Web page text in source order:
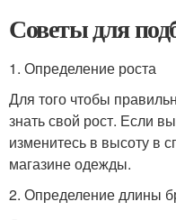
Советы для
1. Определение роста
Для того чтобы
знать свой рост. Если
изменитесь в высоту в
магазине одежды.
2. Определение длины